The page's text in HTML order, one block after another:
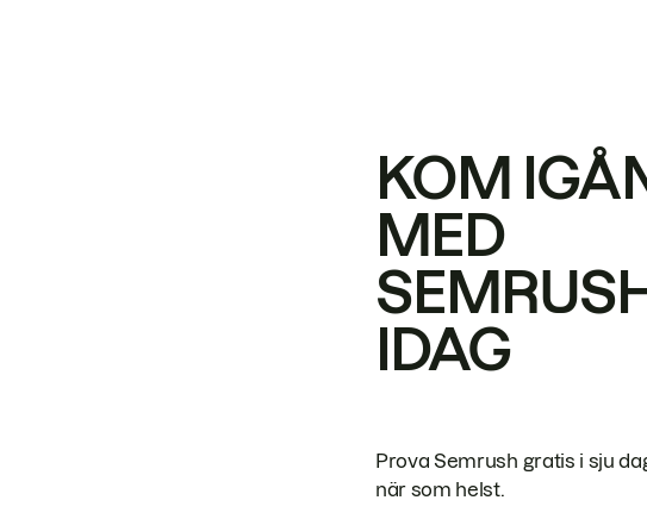
KOM
MED
IDAG
Prova Semrush gratis i sju
när som helst.